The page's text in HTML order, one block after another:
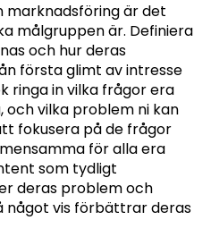
marknadsföring är det
målgruppen är. Definiera
och hur deras
första glimt av intresse
ringa in vilka frågor era
och vilka problem ni kan
fokusera på de frågor
för alla era
som tydligt
deras problem och
något vis förbättrar deras